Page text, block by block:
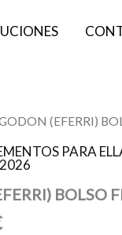
(EFERRI)
PARA
BOLSO
El
precio
actual
es:
19,47 €.